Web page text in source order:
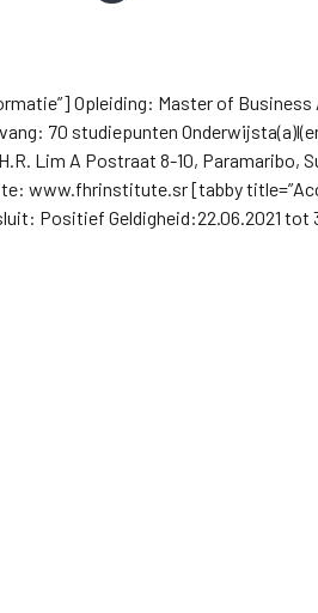
Opleiding: Master of
70 studiepunten
Lim A Postraat 8-10, Paramaribo,
www.fhrinstitute.sr [tabby
Positief Geldigheid:22.06.2021 tot